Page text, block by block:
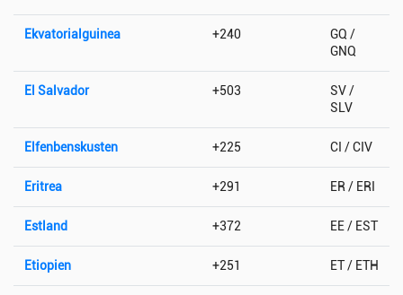
Ekvatorialguinea +240
GQ /
GNQ
El Salvador +503
SV /
SLV
Elfenbenskusten +225 CI / CIV
Eritrea +291 ER / ERI
Estland +372 EE / EST
Etiopien +251 ET / ETH